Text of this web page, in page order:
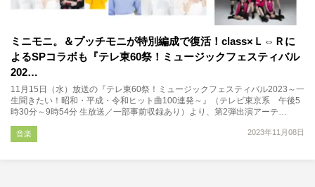
ミニモニ。＆プッチモニが特別編成で復活！class×Ｌ⇔Ｒに
よるSPコラボも『テレ東60祭！ミュージックフェスティバル
202…
11月15日（水）放送の『テレ東60祭！ミュージックフェスティバル2023～一
生聞きたい！昭和・平成・令和ヒット曲100連発～』（テレビ東京系 午後5
時30分～9時54分 生放送／一部事前収録あり）より、第2弾出演アーテ…
2023年11月08日
音楽